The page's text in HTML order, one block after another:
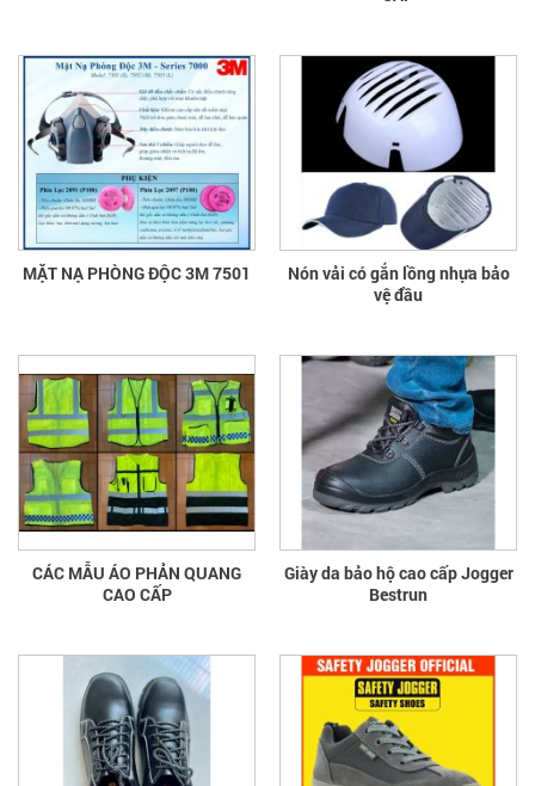
MẶT NẠ PHÒNG ĐỘC 3M 7501
Nón vải có gắn lồng nhựa bảo
vệ đầu
CÁC MẪU ÁO PHẢN QUANG
CAO CẤP
Giày da bảo hộ cao cấp Jogger
Bestrun